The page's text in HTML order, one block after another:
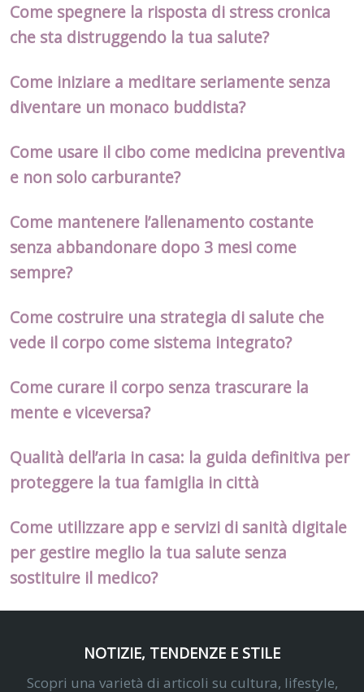
Come spegnere la risposta di stress cronica
che sta distruggendo la tua salute?
Come iniziare a meditare seriamente senza
diventare un monaco buddista?
Come usare il cibo come medicina preventiva
e non solo carburante?
Come mantenere l’allenamento costante
senza abbandonare dopo 3 mesi come
sempre?
Come costruire una strategia di salute che
vede il corpo come sistema integrato?
Come curare il corpo senza trascurare la
mente e viceversa?
Qualità dell’aria in casa: la guida definitiva per
proteggere la tua famiglia in città
Come utilizzare app e servizi di sanità digitale
per gestire meglio la tua salute senza
sostituire il medico?
NOTIZIE, TENDENZE E STILE
Scopri una varietà di articoli su cultura, lifestyle,